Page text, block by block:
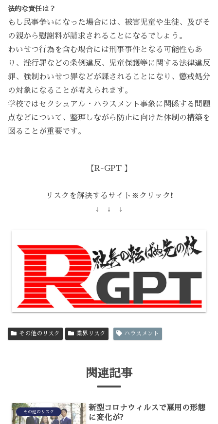
法的な責任は？
もし民事争いになった場合には、被害児童や生徒、及びそ
の親から慰謝料が請求されることになるでしょう。
わいせつ行為を含む場合には刑事事件となる可能性もあ
り、淫行罪などの条例違反、児童保護等に関する法律違反
罪、強制わいせつ罪などが課されることになり、懲戒処分
の対象になることが考えられます。
学校ではセクシュアル・ハラスメント事象に関係する問題
点などについて、整理しながら防止に向けた体制の構築を
図ることが重要です。
【R-GPT 】
リスクを解決するサイト※クリック❗️
↓ ↓ ↓
その他のリスク 業界リスク ハラスメント
関連記事
その他のリスク
新型コロナウィルスで雇用の形態
に変化が?